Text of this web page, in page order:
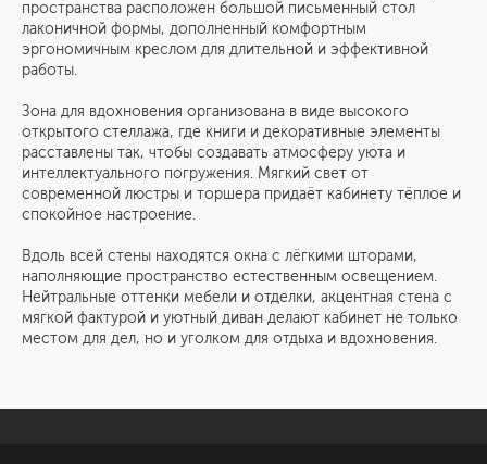
пространства расположен большой письменный стол
лаконичной формы, дополненный комфортным
эргономичным креслом для длительной и эффективной
работы.
Зона для вдохновения организована в виде высокого
открытого стеллажа, где книги и декоративные элементы
расставлены так, чтобы создавать атмосферу уюта и
интеллектуального погружения. Мягкий свет от
современной люстры и торшера придаёт кабинету тёплое и
спокойное настроение.
Вдоль всей стены находятся окна с лёгкими шторами,
наполняющие пространство естественным освещением.
Нейтральные оттенки мебели и отделки, акцентная стена с
мягкой фактурой и уютный диван делают кабинет не только
местом для дел, но и уголком для отдыха и вдохновения.